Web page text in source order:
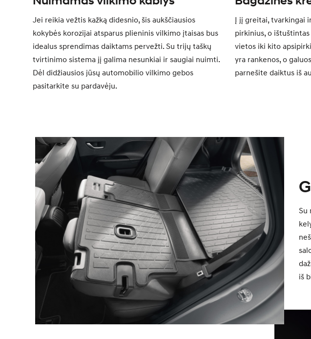
Jei reikia vežtis kažką didesnio, šis aukščiausios
kokybės korozijai atsparus plieninis vilkimo įtaisas bus
idealus sprendimas daiktams pervežti. Su trijų taškų
tvirtinimo sistema jį galima nesunkiai ir saugiai nuimti.
Dėl didžiausios jūsų automobilio vilkimo gebos
pasitarkite su pardavėju.
Į jį greitai, tvarkingai
pirkinius, o
vietos iki kito
yra rankenos, o
parnešite daiktus iš
Su
iš